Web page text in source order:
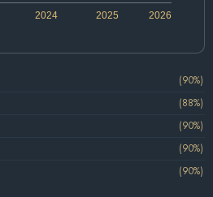
2024 2026
2025
(90%)
(88%)
(90%)
(90%)
(90%)